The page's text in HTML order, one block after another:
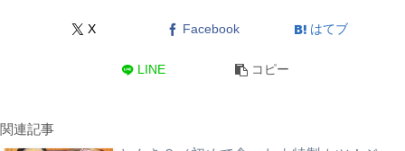
X Facebook はてブ
LINE コピー
関連記事